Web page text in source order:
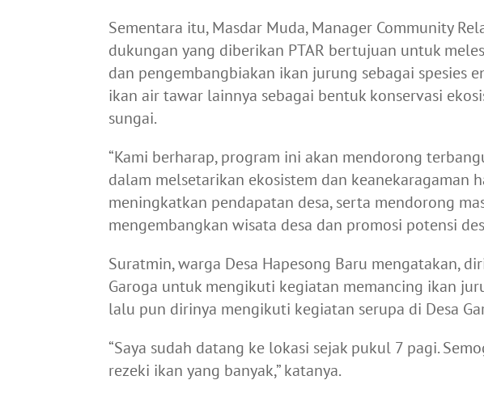
Sementara itu, Masdar Muda, Manager Community
dukungan yang diberikan PTAR bertujuan untuk
dan pengembangbiakan ikan jurung sebagai spesies
ikan air tawar lainnya sebagai bentuk konservasi
sungai.
“Kami berharap, program ini akan mendorong
dalam melsetarikan ekosistem dan keanekaragaman
meningkatkan pendapatan desa, serta mendorong
mengembangkan wisata desa dan promosi potensi
Suratmin, warga Desa Hapesong Baru mengatakan,
Garoga untuk mengikuti kegiatan memancing ikan
lalu pun dirinya mengikuti kegiatan serupa di Desa
“Saya sudah datang ke lokasi sejak pukul 7 pagi.
rezeki ikan yang banyak,” katanya.